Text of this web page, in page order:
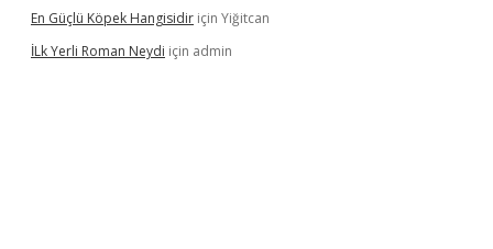
En Güçlü Köpek Hangisidir için Yiğitcan
İLk Yerli Roman Neydi için admin